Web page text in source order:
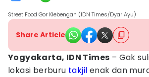
Street Food Gor Klebengan (IDN Times/Dyar Ayu)
Share Article
Yogyakarta, IDN Times – Gak
lokasi berburu takjil enak dan